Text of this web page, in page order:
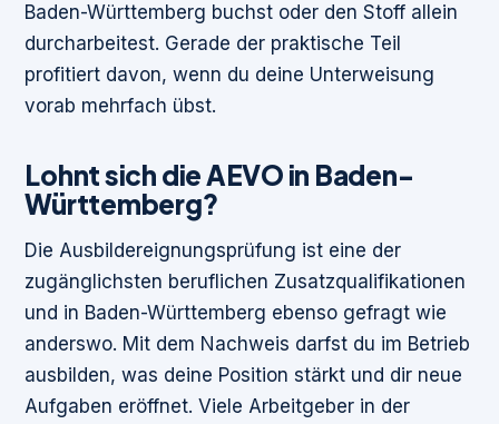
Baden-Württemberg buchst oder den Stoff allein
durcharbeitest. Gerade der praktische Teil
profitiert davon, wenn du deine Unterweisung
vorab mehrfach übst.
Lohnt sich die AEVO in Baden-
Württemberg?
Die Ausbildereignungsprüfung ist eine der
zugänglichsten beruflichen Zusatzqualifikationen
und in Baden-Württemberg ebenso gefragt wie
anderswo. Mit dem Nachweis darfst du im Betrieb
ausbilden, was deine Position stärkt und dir neue
Aufgaben eröffnet. Viele Arbeitgeber in der